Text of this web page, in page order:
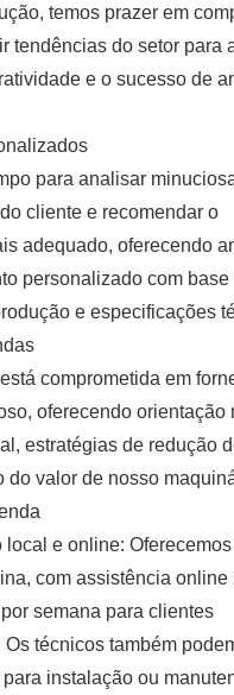
temos prazer em
tendências do setor para
e o sucesso de
para analisar
cliente e recomendar o
adequado, oferecendo
personalizado com base
e especificações
comprometida em
oferecendo orientação
estratégias de redução
do valor de nosso
local e online:
com assistência online
semana para clientes
técnicos também
instalação ou